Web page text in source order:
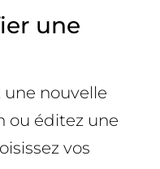
une
une nouvelle
ou éditez une
vos